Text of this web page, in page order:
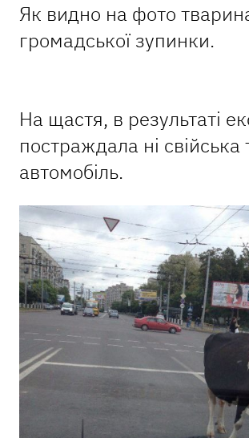
Як видно на фото
громадської зупинки.
На щастя, в результаті
постраждала ні
автомобіль.